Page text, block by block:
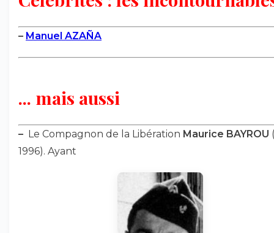
– Manuel AZAÑA
... mais aussi
– Le Compagnon de la Libération Maurice BAYROU
1996). Ayant